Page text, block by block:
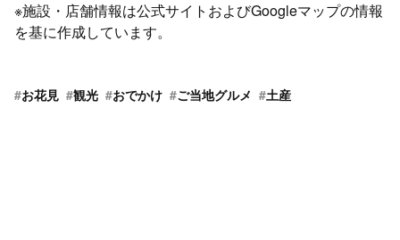
※施設・店舗情報は公式サイトおよびGoogleマップの情報
を基に作成しています。
#お花見 #観光 #おでかけ #ご当地グルメ #土産